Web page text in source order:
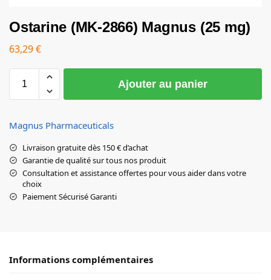
Ostarine (MK-2866) Magnus (25 mg)
63,29€
Ajouter au panier
Magnus Pharmaceuticals
Livraison gratuite dès 150 € d’achat
Garantie de qualité sur tous nos produit
Consultation et assistance offertes pour vous aider dans votre
choix
Paiement Sécurisé Garanti
Informations complémentaires